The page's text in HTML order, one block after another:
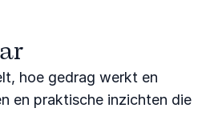
hoe gedrag werkt en
en praktische inzichten die